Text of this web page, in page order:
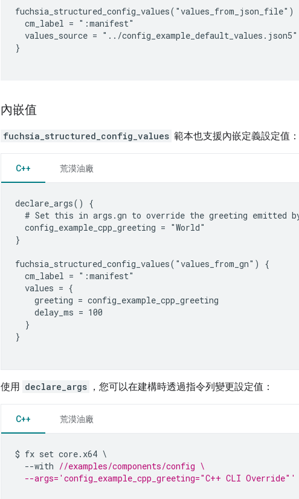
fuchsia_structured_config_values("values_from_json_file")
  cm_label = ":manifest"
  values_source = "../config_example_default_values.json5"
}
內嵌值
fuchsia_structured_config_values 範本也支援內嵌定義設定值：
C++ 荒漠油廠
declare_args() {
# Set this in args.gn to override the greeting emitted
  config_example_cpp_greeting = "World"
}
fuchsia_structured_config_values("values_from_gn") {
  cm_label = ":manifest"
  values = {
    greeting = config_example_cpp_greeting
    delay_ms = 100
  }
}
使用 declare_args ，您可以在建構時透過指令列變更設定值：
C++ 荒漠油廠
$ fx set core. x64
--with //examples/components/config \
  --args='config_example_cpp_greeting="C++ CLI Override"'